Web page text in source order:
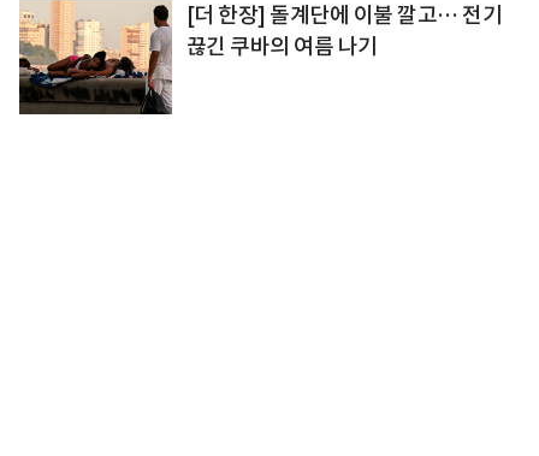
[더 한장] 돌계단에 이불 깔고… 전기
끊긴 쿠바의 여름 나기